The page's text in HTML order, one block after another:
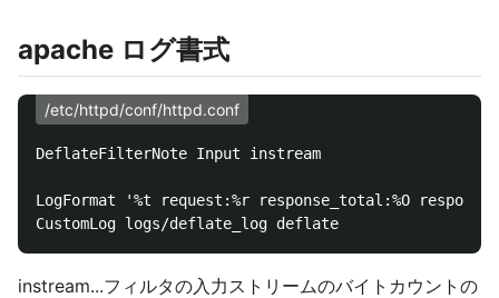
apache ログ書式
/etc/httpd/conf/httpd.conf
DeflateFilterNote Input instream
LogFormat '%t request:%r response_total:%O
instream...フィルタの入力ストリームのバイトカウントの